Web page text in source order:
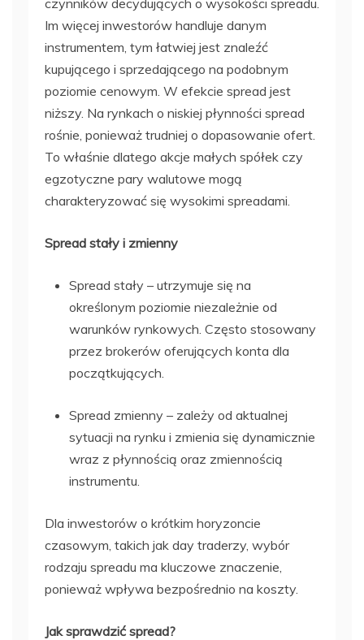
Im więcej inwestorów handluje danym
instrumentem, tym łatwiej jest znaleźć
kupującego i sprzedającego na podobnym
poziomie cenowym. W efekcie spread jest
niższy. Na rynkach o niskiej płynności spread
rośnie, ponieważ trudniej o dopasowanie ofert.
To właśnie dlatego akcje małych spółek czy
egzotyczne pary walutowe mogą
charakteryzować się wysokimi spreadami.
Spread stały i zmienny
Spread stały – utrzymuje się na
określonym poziomie niezależnie od
warunków rynkowych. Często stosowany
przez brokerów oferujących konta dla
początkujących.
Spread zmienny – zależy od aktualnej
sytuacji na rynku i zmienia się dynamicznie
wraz z płynnością oraz zmiennością
instrumentu.
Dla inwestorów o krótkim horyzoncie
czasowym, takich jak day traderzy, wybór
rodzaju spreadu ma kluczowe znaczenie,
ponieważ wpływa bezpośrednio na koszty.
Jak sprawdzić spread?